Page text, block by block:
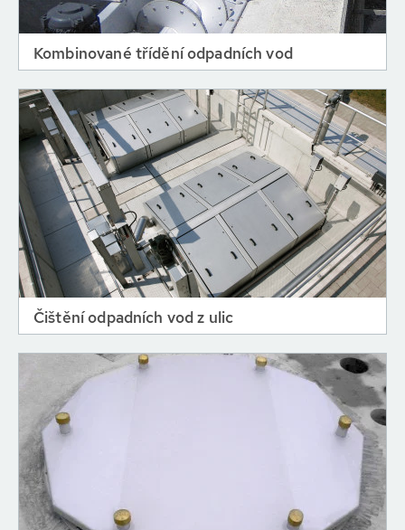
Kombinované třídění odpadních vod
Čištění odpadních vod z ulic